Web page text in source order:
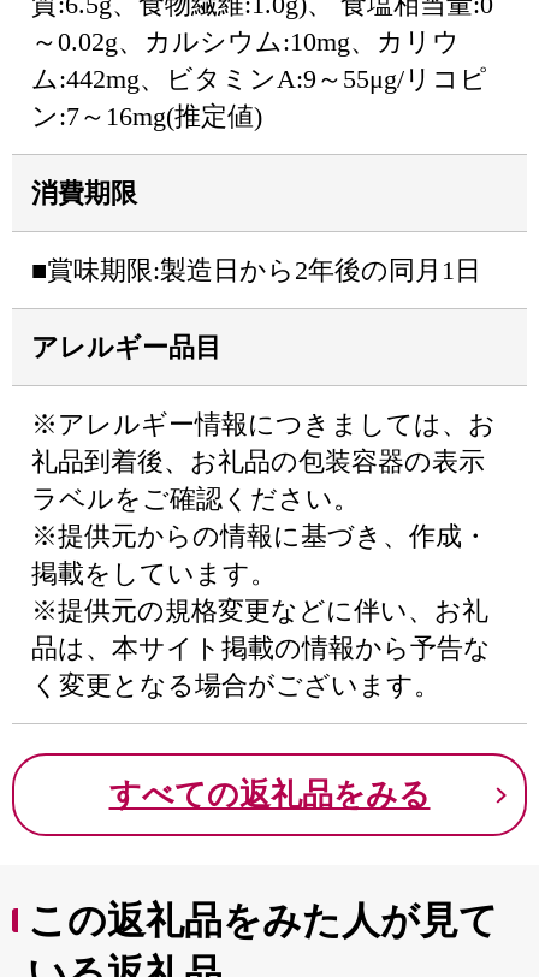
～0.02g、カルシウム:10mg、カリウ
ム:442mg、ビタミンA:9～55μg/リコピ
ン:7～16mg(推定値)
消費期限
■賞味期限:製造日から2年後の同月1日
アレルギー品目
※アレルギー情報につきましては、お
礼品到着後、お礼品の包装容器の表示
ラベルをご確認ください。
※提供元からの情報に基づき、作成・
掲載をしています。
※提供元の規格変更などに伴い、お礼
品は、本サイト掲載の情報から予告な
く変更となる場合がございます。
すべての返礼品をみる
この返礼品をみた人が見て